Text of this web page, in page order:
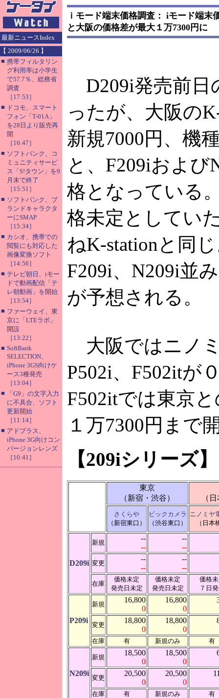
最新ニュースIndex
【 2009/06/26 】
■ 携帯フィルタリン
グ利用率は小学生
で57.7％、総務省
調査
［17:53］
■ ドコモ、スマート
フォン「T-01A」
を28日より販売再
開
［16:47］
■ ソフトバンク、コ
ミュニティサービ
ス「S!タウン」を9
月末で終了
［15:51］
■ ソフトバンク、ブ
ランドキャラクタ
ーにSMAP
［15:34］
■ カシオ、携帯での
閲覧にも対応した
画像変換ソフト
［14:56］
■ テレビ朝日、iモー
ドで動画配信「テ
レ朝動画」を開始
［13:54］
■ ファーウェイ、東
京に「LTEラボ」
開設
［13:22］
■ SoftBank
SELECTION、
iPhone 3GS向けケ
ース3種発売
［13:04］
■
「G9」の文字入力
に不具合、ソフト
更新開始
［11:14］
■ アドプラス、
iPhone 3G向けコン
バージョンレンズ
［10:41］
ｉモード端末価格調査： iモード端末
と大阪の価格差が最大１万7300円に
D209i発売前日
ったが、大阪の
新規7000円、機
と、F209iおよび
格となっている
格未定としてい
ねK-stationと同
F209i、N209i並
が予想される。
大阪ではニノ
P502i、F502itが
F502itでは東京
１万7300円まで
【209iシリーズ】
東京
（新宿・渋谷）
（
さくらや
（新宿東口）
ビックカメラ
（渋谷東口）
ニノミヤ
（日本
D209i
新規
--
--
--
--
変更
--
--
--
--
在庫
価格未定
発売日未定
価格未定
発売日未定
価格
７日
P209i
新規
16,800
0
16,800
0
変更
18,800
0
18,800
0
在庫 有 新規のみ 有
N209i
新規
18,500
0
18,500
0
変更
20,500
0
20,500
0
在庫 有 新規のみ 有